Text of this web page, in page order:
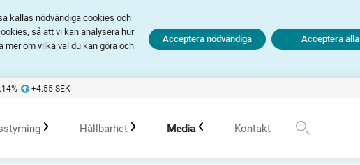
kallas nödvändiga cookies och
så att vi kan analysera hur
om vilka val du kan göra och
Acceptera nödvändiga Acceptera alla
% +4.55 SEK
Hållbarhet Media Kontakt